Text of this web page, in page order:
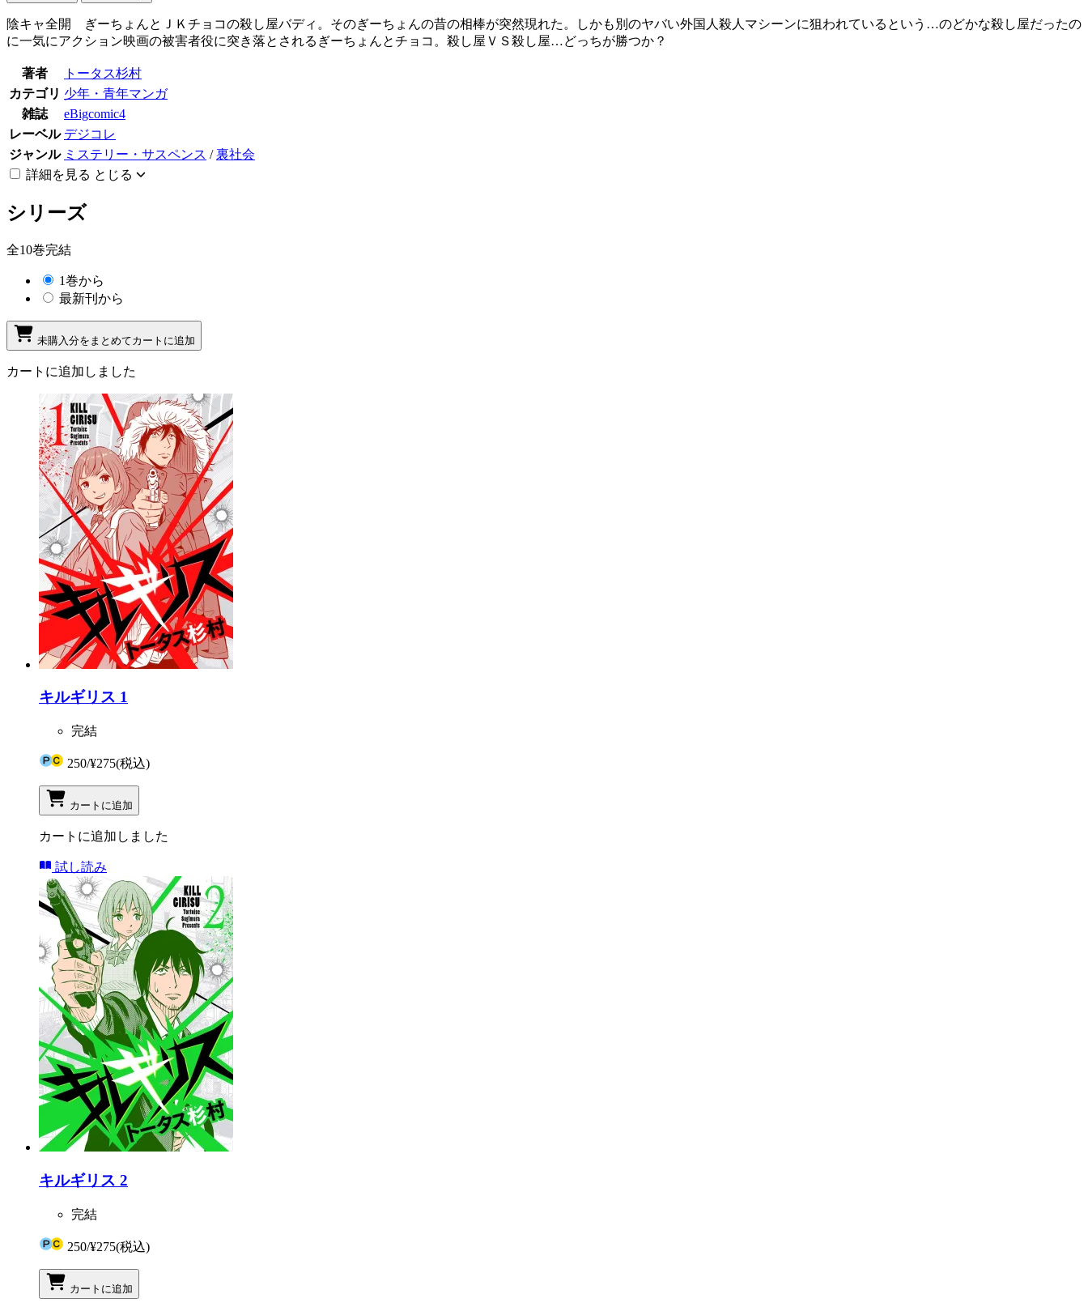
陰キャ全開 ぎーちょんとＪＫチョコの殺し屋バディ。そのぎーちょんの昔の相棒が突然現れた。しかも別のヤバい外国人殺人マシーンに狙われているという…のどかな殺し屋だったの
に一気にアクション映画の被害者役に突き落とされるぎーちょんとチョコ。殺し屋ＶＳ殺し屋…どっちが勝つか？
著者
トータス杉村
カテゴリ 少年・青年マンガ
雑誌
eBigcomic4
レーベル デジコレ
ジャンル ミステリー・サスペンス /裏社会
詳細を見る とじる
シリーズ
全10巻完結
1巻から
最新刊から
未購入分をまとめてカートに追加
カートに追加しました
キルギリス 1
完結
250/¥275(税込)
カートに追加
カートに追加しました
試し読み
キルギリス 2
完結
250/¥275(税込)
カートに追加